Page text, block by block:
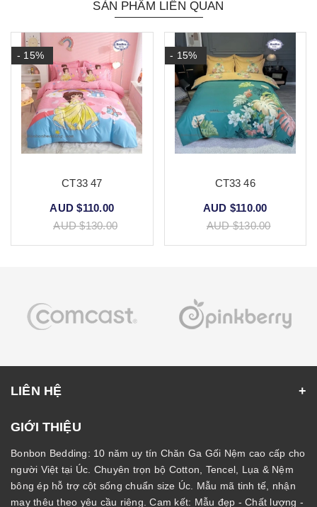
SẢN PHẨM LIÊN QUAN
- 15%
CT33 47
AUD $110.00
AUD $130.00
- 15%
CT33 46
AUD $110.00
AUD $130.00
LIÊN HỆ
GIỚI THIỆU
Bonbon Bedding: 10 năm uy tín Chăn Ga Gối Nệm cao cấp cho
người Việt tại Úc. Chuyên trọn bộ Cotton, Tencel, Lụa & Nệm
bông ép hỗ trợ cột sống chuẩn size Úc. Mẫu mã tinh tế, nhận
may thêu theo yêu cầu riêng. Cam kết: Mẫu đẹp - Chất lượng -